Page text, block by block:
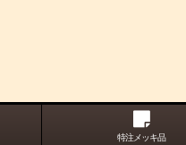
特注メッキ品